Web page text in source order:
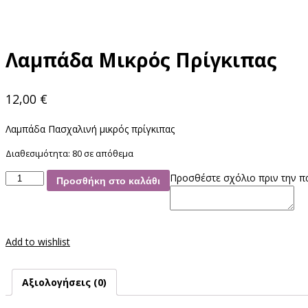
Λαμπάδα Μικρός Πρίγκιπας
12,00 €
Λαμπάδα Πασχαλινή μικρός πρίγκιπας
Διαθεσιμότητα: 80 σε απόθεμα
Λαμπάδα
Προσθήκη στο καλάθι Προσθέστε σχόλιο πριν την
Add to wishlist
Αξιολογήσεις (0)